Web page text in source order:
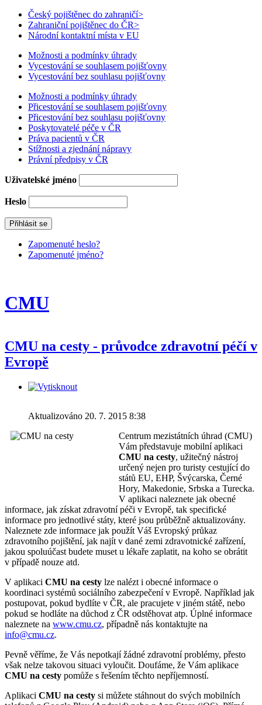
Český pojištěnec do zahraničí>
Zahraniční pojištěnec do ČR>
Národní kontaktní místa v EU
Možnosti a podmínky úhrady
Vycestování se souhlasem pojišťovny
Vycestování bez souhlasu pojišťovny
Možnosti a podmínky úhrady
Přicestování se souhlasem pojišťovny
Přicestování bez souhlasu pojišťovny
Poskytovatelé péče v ČR
Práva pacientů v ČR
Stížnosti a zjednání nápravy
Právní předpisy v ČR
Uživatelské jméno
Heslo
Zapomenuté heslo?
Zapomenuté jméno?
CMU
CMU na cesty - průvodce zdravotní péčí v
Evropě
Aktualizováno 20. 7. 2015 8:38
Centrum mezistátních úhrad (CMU)
Vám představuje mobilní aplikaci
CMU na cesty, užitečný nástroj
určený nejen pro turisty cestující do
států EU, EHP, Švýcarska, Černé
Hory, Makedonie, Srbska a Turecka.
V aplikaci naleznete jak obecné
informace, jak získat zdravotní péči v Evropě, tak specifické
informace pro jednotlivé státy, které jsou průběžně aktualizovány.
Naleznete zde informace jak použít Váš Evropský průkaz
zdravotního pojištění, jak najít v dané zemi zdravotnické zařízení,
jakou spoluúčast budete muset u lékaře zaplatit, na koho se obrátit
v případě nouze atd.
V aplikaci CMU na cesty lze nalézt i obecné informace o
koordinaci systémů sociálního zabezpečení v Evropě. Například jak
postupovat, pokud bydlíte v ČR, ale pracujete v jiném státě, nebo
pokud se hodláte na důchod z ČR odstěhovat atp. Úplné informace
naleznete na www.cmu.cz, případně nás kontaktujte na
info@cmu.cz.
Pevně věříme, že Vás nepotkají žádné zdravotní problémy, přesto
však nelze takovou situaci vyloučit. Doufáme, že Vám aplikace
CMU na cesty pomůže s řešením těchto nepříjemností.
Aplikaci CMU na cesty si můžete stáhnout do svých mobilních